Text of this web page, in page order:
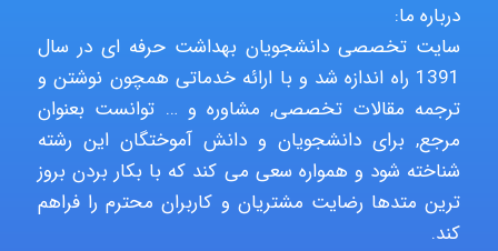
Niloofar
USER124
malekf
درباره ما:
سایت تخصصی دانشجویان بهداشت حرفه ای در سال
1391 راه اندازه شد و با ارائه خدماتی همچون نوشتن و
ترجمه مقالات تخصصی, مشاوره و … توانست بعنوان
مرجع, برای دانشجویان و دانش آموختگان این رشته
شناخته شود و همواره سعی می کند که با بکار بردن بروز
ترین متدها رضایت مشتریان و کاربران محترم را فراهم
کند.